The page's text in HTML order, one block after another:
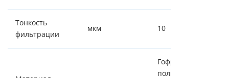
Тонкость
фильтрации
мкм 10
Гофрированный
полиэстер с